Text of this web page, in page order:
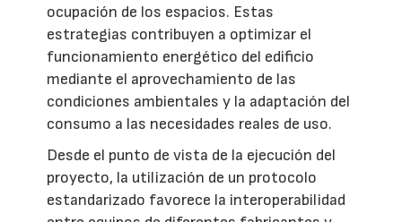
ocupación de los espacios. Estas
estrategias contribuyen a optimizar el
funcionamiento energético del edificio
mediante el aprovechamiento de las
condiciones ambientales y la adaptación del
consumo a las necesidades reales de uso.
Desde el punto de vista de la ejecución del
proyecto, la utilización de un protocolo
estandarizado favorece la interoperabilidad